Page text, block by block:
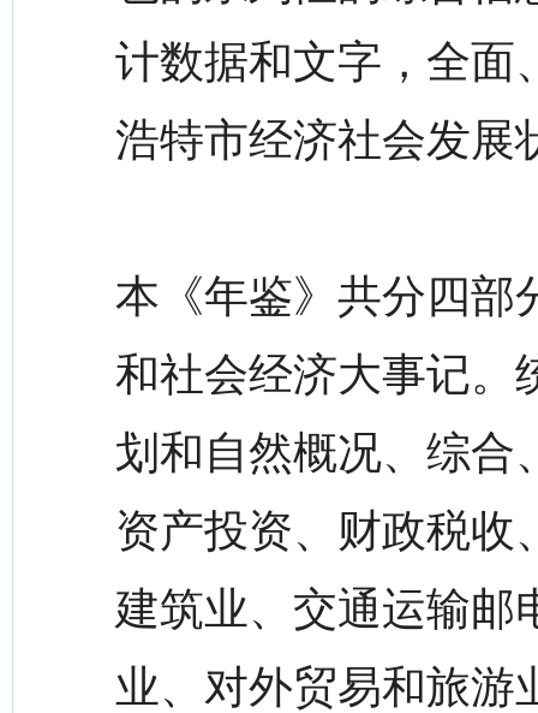
计数据和文字，全面
浩特市经济社会发展
本《年鉴》共分四部
和社会经济大事记。
划和自然概况、综合
资产投资、财政税收
建筑业、交通运输邮
业、对外贸易和旅游